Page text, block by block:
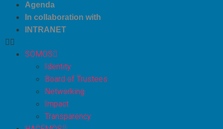
Agenda
In collaboration with
INTRANET
SOMOS
Identity
Board of Trustees
Networking
Impact
Transparency